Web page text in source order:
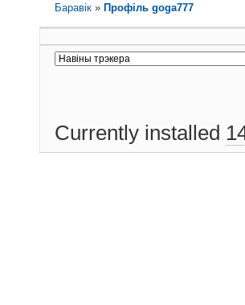
Баравік »Профіль goga777
Currently installed